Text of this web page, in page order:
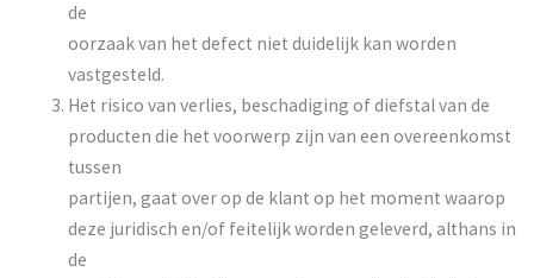
de
oorzaak van het defect niet duidelijk kan worden
vastgesteld.
Het risico van verlies, beschadiging of diefstal van de
producten die het voorwerp zijn van een overeenkomst
tussen
partijen, gaat over op de klant op het moment waarop
deze juridisch en/of feitelijk worden geleverd, althans in
de